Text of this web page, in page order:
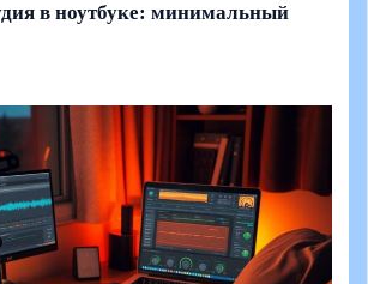
в ноутбуке: минимальный